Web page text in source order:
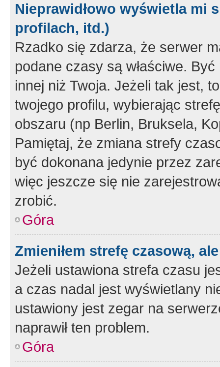
Nieprawidłowo wyświetla mi
profilach, itd.)
Rzadko się zdarza, że serwer
podane czasy są właściwe.
innej niż Twoja. Jeżeli tak jest,
twojego profilu, wybierając
obszaru (np Berlin, Bruksela,
Pamiętaj, że zmiana strefy
być dokonana jedynie przez
więc jeszcze się nie
zrobić.
Góra
Zmieniłem strefę czasową,
Jeżeli ustawiona strefa czasu
a czas nadal jest wyświetlany
ustawiony jest zegar na
naprawił ten problem.
Góra